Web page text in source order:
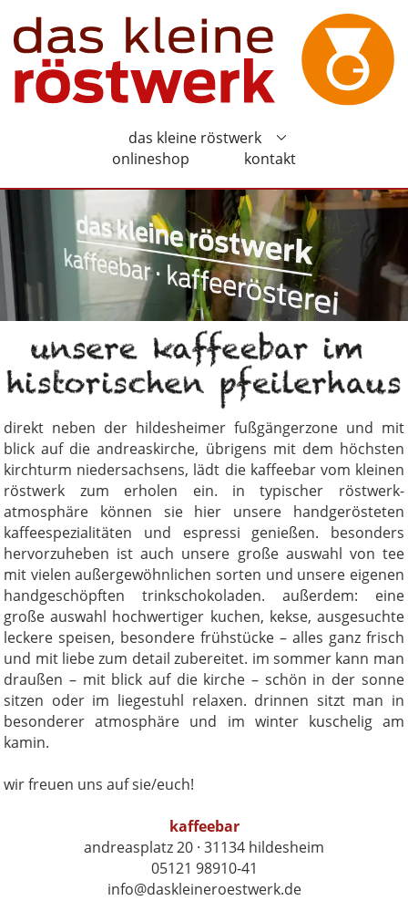
das kleine röstwerk
onlineshop
kontakt
direkt neben der hildesheimer fußgängerzone und mit
blick auf die andreaskirche, übrigens mit dem höchsten
kirchturm niedersachsens, lädt die kaffeebar vom kleinen
röstwerk zum erholen ein. in typischer röstwerk-
atmosphäre können sie hier unsere handgerösteten
kaffeespezialitäten und espressi genießen. besonders
hervorzuheben ist auch unsere große auswahl von tee
mit vielen außergewöhnlichen sorten und unsere eigenen
handgeschöpften trinkschokoladen. außerdem: eine
große auswahl hochwertiger kuchen, kekse, ausgesuchte
leckere speisen, besondere frühstücke – alles ganz frisch
und mit liebe zum detail zubereitet. im sommer kann man
draußen – mit blick auf die kirche – schön in der sonne
sitzen oder im liegestuhl relaxen. drinnen sitzt man in
besonderer atmosphäre und im winter kuschelig am
kamin.
wir freuen uns auf sie/euch!
kaffeebar
andreasplatz 20 · 31134 hildesheim
05121 98910-41
info@daskleineroestwerk.de